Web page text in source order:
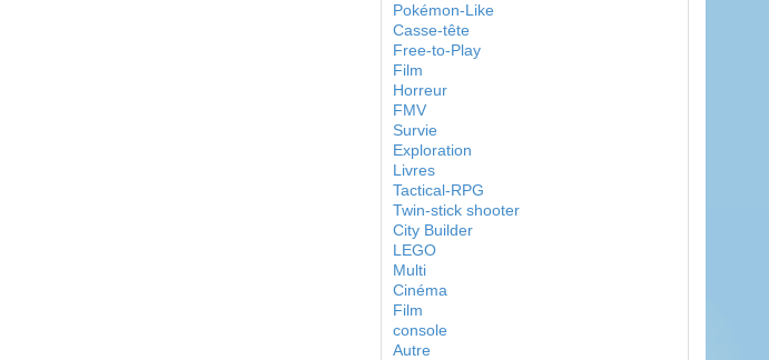
Pokémon-Like
Casse-tête
Free-to-Play
Film
Horreur
FMV
Survie
Exploration
Livres
Tactical-RPG
Twin-stick shooter
City Builder
LEGO
Multi
Cinéma
Film
console
Autre